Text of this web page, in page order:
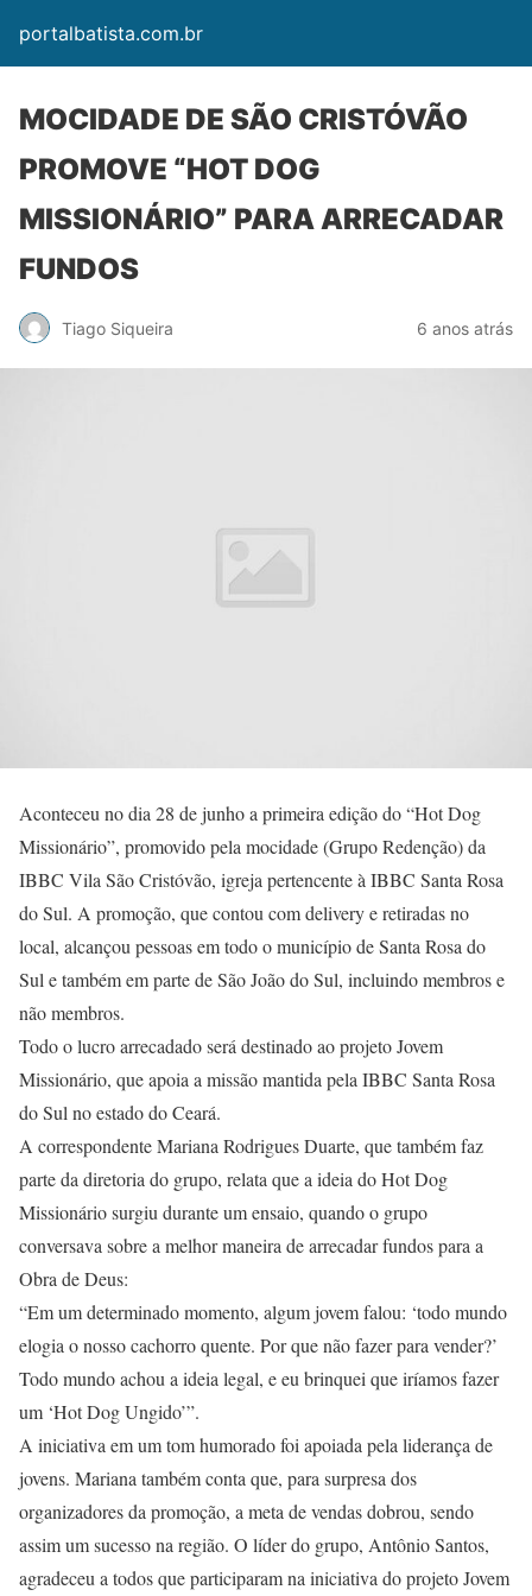
portalbatista.com.br
MOCIDADE DE SÃO CRISTÓVÃO
PROMOVE “HOT DOG
MISSIONÁRIO” PARA ARRECADAR
FUNDOS
Tiago Siqueira 6 anos atrás
Aconteceu no dia 28 de junho a primeira edição do “Hot Dog
Missionário”, promovido pela mocidade (Grupo Redenção) da
IBBC Vila São Cristóvão, igreja pertencente à IBBC Santa Rosa
do Sul. A promoção, que contou com delivery e retiradas no
local, alcançou pessoas em todo o município de Santa Rosa do
Sul e também em parte de São João do Sul, incluindo membros e
não membros.
Todo o lucro arrecadado será destinado ao projeto Jovem
Missionário, que apoia a missão mantida pela IBBC Santa Rosa
do Sul no estado do Ceará.
A correspondente Mariana Rodrigues Duarte, que também faz
parte da diretoria do grupo, relata que a ideia do Hot Dog
Missionário surgiu durante um ensaio, quando o grupo
conversava sobre a melhor maneira de arrecadar fundos para a
Obra de Deus:
“Em um determinado momento, algum jovem falou: ‘todo mundo
elogia o nosso cachorro quente. Por que não fazer para vender?’
Todo mundo achou a ideia legal, e eu brinquei que iríamos fazer
um ‘Hot Dog Ungido’”.
A iniciativa em um tom humorado foi apoiada pela liderança de
jovens. Mariana também conta que, para surpresa dos
organizadores da promoção, a meta de vendas dobrou, sendo
assim um sucesso na região. O líder do grupo, Antônio Santos,
agradeceu a todos que participaram na iniciativa do projeto Jovem